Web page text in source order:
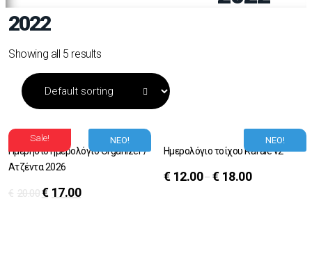
2022
Showing all 5 results
Sale! ΝΕΟ!
Ημερήσιο ημερολόγιο Organizer /
Ατζέντα 2026
€ 20.00€17.00
ΝΕΟ!
Ημερολόγιο τοίχου Rafale v2
€ 12.00–€ 18.00